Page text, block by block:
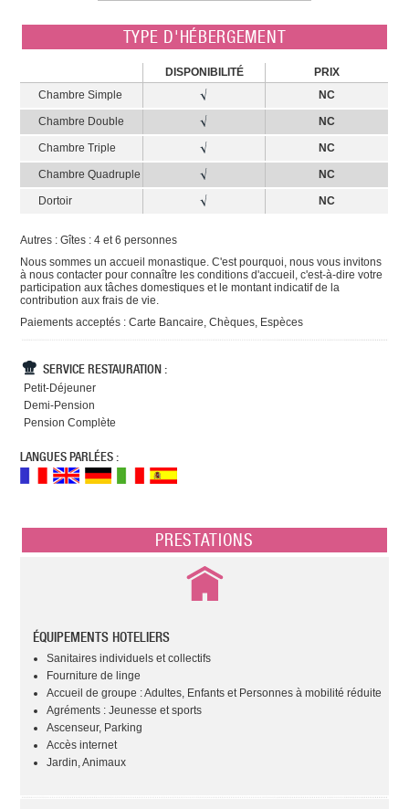
TYPE D'HÉBERGEMENT
DISPONIBILITÉ
PRIX
Chambre Simple
NC
Chambre Double NC
Chambre Triple NC
Chambre Quadruple NC
Dortoir NC
Autres : Gîtes : 4 et 6 personnes
Nous sommes un accueil monastique. C'est pourquoi, nous vous invitons
à nous contacter pour connaître les conditions d'accueil, c'est-à-dire votre
participation aux tâches domestiques et le montant indicatif de la
contribution aux frais de vie.
Paiements acceptés : Carte Bancaire, Chèques, Espèces
SERVICE RESTAURATION :
Petit-Déjeuner
Demi-Pension
Pension Complète
LANGUES PARLÉES :
PRESTATIONS
ÉQUIPEMENTS HOTELIERS
Sanitaires individuels et collectifs
Fourniture de linge
Accueil de groupe : Adultes, Enfants et Personnes à mobilité réduite
Agréments : Jeunesse et sports
Ascenseur, Parking
Accès internet
Jardin, Animaux